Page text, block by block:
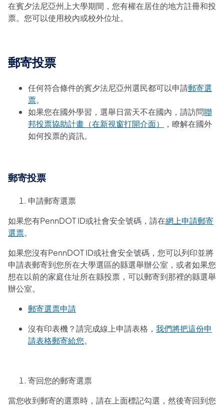
在賓夕法尼亞州上大學期間，您有權在居住的地方註冊和投
票。您可以使用校內或校外位址。
郵寄投票
任何符合條件的賓夕法尼亞州選民都可以申請郵寄選
票。
如果您在國外學習，選舉日當天不在國內，請訪問聯
邦投票協助計畫（在新視窗打開介面）
，瞭解在國外
如何投票的資訊。
郵寄投票
申請郵寄選票
如果您有PennDOT ID或社會安全號碼，請在網上申請郵寄
選票。
如果您沒有PennDOT ID或社會安全號碼，您可以列印並將
申請表郵寄到您所在大學選區的縣選舉辦公室，或者如果您
想在以前的家庭住址所在縣投票，可以郵寄到那裡的縣選舉
辦公室。
郵寄選票申請
沒有印表機？請完成線上申請表格， 我們將把這份申
請表格郵寄給您。
寄回您的郵寄選票
當您收到郵寄的選票時，請在上面標記勾選，然後寄回到您